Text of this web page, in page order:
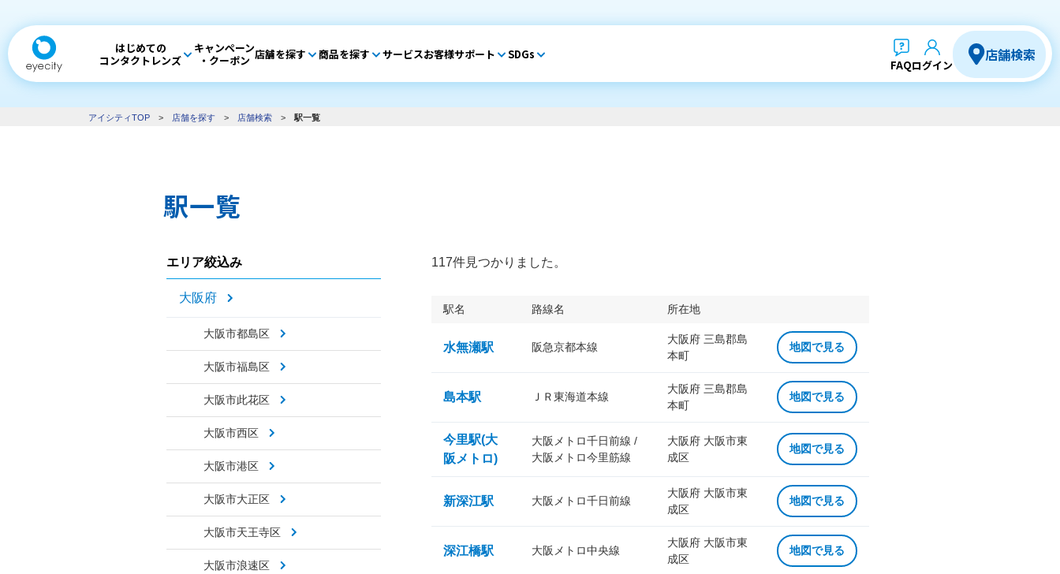
はじめての
コンタクトレンズ
キャンペーン
・クーポン 店舗を探す 商品を探す サービスお客様サポート SDGs
FAQログイン
店舗検索
アイシティTOP > 店舗を探す > 店舗検索 > 駅一覧
駅一覧
エリア絞込み
大阪府
大阪市都島区
大阪市福島区
大阪市此花区
大阪市西区
大阪市港区
大阪市大正区
大阪市天王寺区
大阪市浪速区
117件見つかりました。
駅名 路線名 所在地
水無瀬駅 阪急京都本線
大阪府 三島郡島
本町
地図で見る
島本駅 ＪＲ東海道本線
大阪府 三島郡島
本町
地図で見る
今里駅(大
阪メトロ)
大阪メトロ千日前線 /
大阪メトロ今里筋線
大阪府 大阪市東
成区
地図で見る
新深江駅 大阪メトロ千日前線
大阪府 大阪市東
成区
地図で見る
深江橋駅 大阪メトロ中央線
大阪府 大阪市東
成区
地図で見る